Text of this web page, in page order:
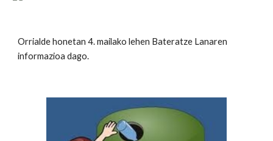
Orrialde honetan 4. mailako lehen Bateratze Lanaren
informazioa dago.